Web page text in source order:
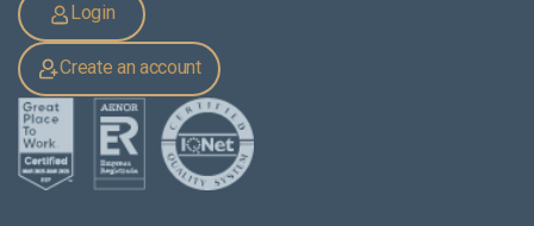
Login
Create an account